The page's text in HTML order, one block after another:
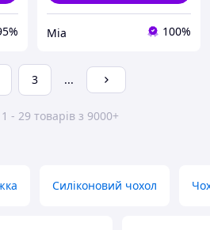
Mia 100%
3 ...
- 29 товарів з 9000+
Силіконовий чохол